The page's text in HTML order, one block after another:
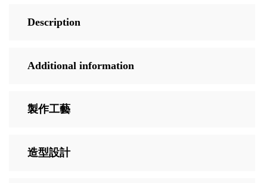
Description
Additional information
製作工藝
造型設計